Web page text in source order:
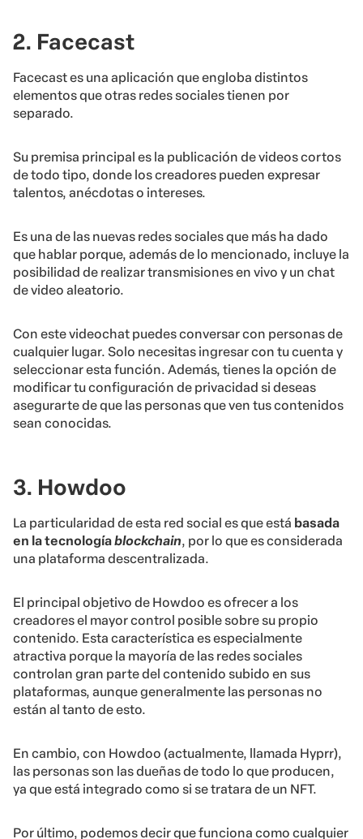
2. Facecast
Facecast es una aplicación que engloba distintos
elementos que otras redes sociales tienen por
separado.
Su premisa principal es la publicación de videos cortos
de todo tipo, donde los creadores pueden expresar
talentos, anécdotas o intereses.
Es una de las nuevas redes sociales que más ha dado
que hablar porque, además de lo mencionado, incluye la
posibilidad de realizar transmisiones en vivo y un chat
de video aleatorio.
Con este videochat puedes conversar con personas de
cualquier lugar. Solo necesitas ingresar con tu cuenta y
seleccionar esta función. Además, tienes la opción de
modificar tu configuración de privacidad si deseas
asegurarte de que las personas que ven tus contenidos
sean conocidas.
3. Howdoo
La particularidad de esta red social es que está basada
en la tecnologíablockchain, por lo que es considerada
una plataforma descentralizada.
El principal objetivo de Howdoo es ofrecer a los
creadores el mayor control posible sobre su propio
contenido. Esta característica es especialmente
atractiva porque la mayoría de las redes sociales
controlan gran parte del contenido subido en sus
plataformas, aunque generalmente las personas no
están al tanto de esto.
En cambio, con Howdoo (actualmente, llamada Hyprr),
las personas son las dueñas de todo lo que producen,
ya que está integrado como si se tratara de un NFT.
Por último, podemos decir que funciona como cualquier